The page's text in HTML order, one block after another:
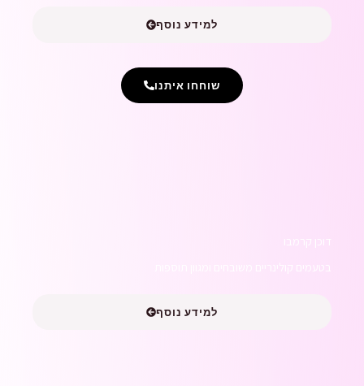
למידע נוסף
שוחחו איתנו
דוכן קרמבו
בטעמים קולינריים משובחים ומגוון תוספות
למידע נוסף